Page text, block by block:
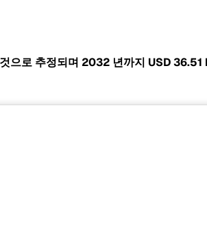
으로 추정되며 2032 년까지 USD 36.51